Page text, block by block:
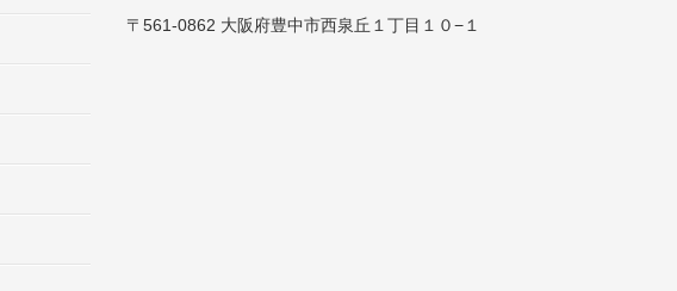
〒561-0862 大阪府豊中市西泉丘１丁目１０−１